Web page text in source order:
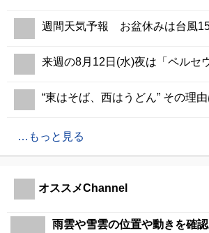
もっと見る
オススメChannel
雨雲や雪雲の位置や動きを確認